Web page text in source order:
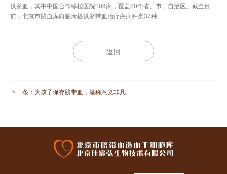
供脐血，其中中国合作移植医院108家，覆盖20个省、市、自治区。截至目
前，北京市脐血库向临床提供脐带血治疗疾病种类37种。
返回
下一条： 为孩子保存脐带血，堪称意义非凡